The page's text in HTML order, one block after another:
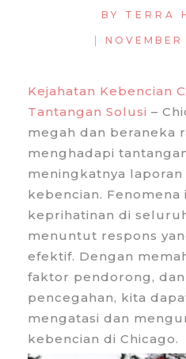
BY TERRA
|
Kejahatan Kebencian
Tantangan Solusi –
megah dan beraneka
menghadapi
meningkatnya laporan
kebencian.
keprihatinan di
menuntut respons
efektif. Dengan
faktor pendorong,
pencegahan, kita
mengatasi dan
kebencian di Chicago.